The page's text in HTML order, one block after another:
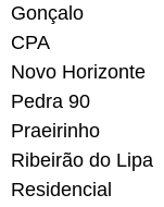
Gonçalo
CPA
Novo Horizonte
Pedra 90
Praeirinho
Ribeirão do Lipa
Residencial